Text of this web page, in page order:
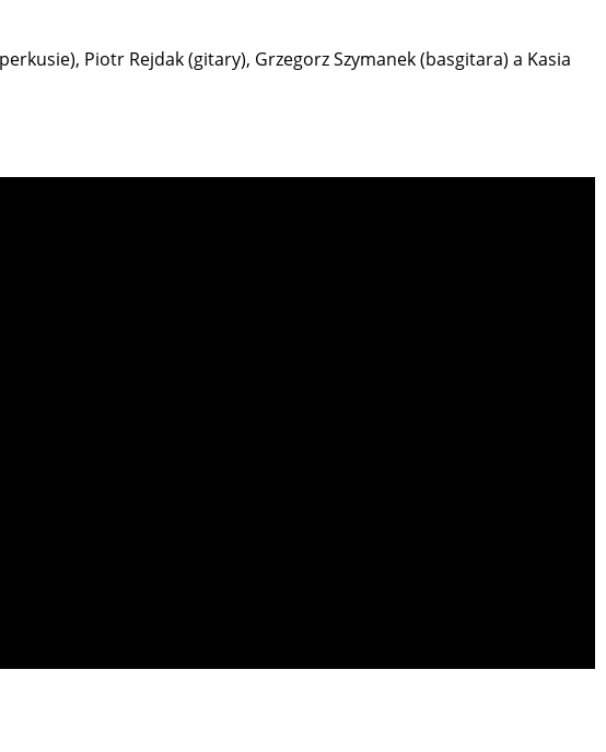
Piotr Rejdak (gitary), Grzegorz Szymanek (basgitara) a Kasia